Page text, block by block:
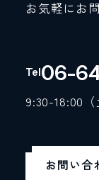
お気軽にお
Tel06-
9:30-18:00（
お問い合